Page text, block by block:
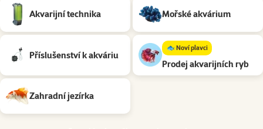
Akvarijní technika Mořské akvárium
Příslušenství k akváriu
🐟 Noví plavci
Prodej akvarijních ryb
Zahradní jezírka